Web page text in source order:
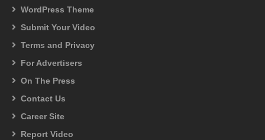
WordPress Theme
Submit Your Video
Terms and Privacy
For Advertisers
On The Press
Contact Us
Career Site
Report Video